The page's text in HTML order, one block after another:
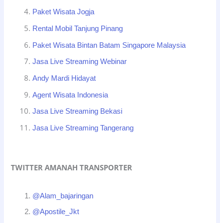
Paket Wisata Jogja
Rental Mobil Tanjung Pinang
Paket Wisata Bintan Batam Singapore Malaysia
Jasa Live Streaming Webinar
Andy Mardi Hidayat
Agent Wisata Indonesia
Jasa Live Streaming Bekasi
Jasa Live Streaming Tangerang
TWITTER AMANAH TRANSPORTER
@Alam_bajaringan
@Apostile_Jkt